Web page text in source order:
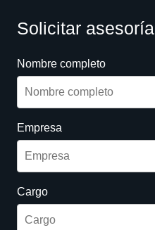
Solicitar asesoría
Nombre completo
Empresa
Cargo